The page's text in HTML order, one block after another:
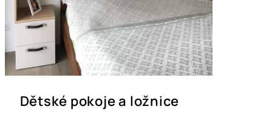
Dětské pokoje a ložnice